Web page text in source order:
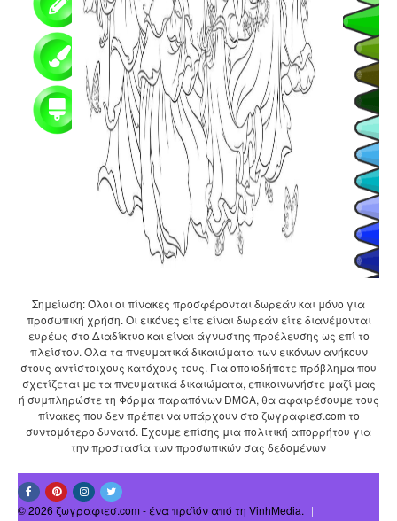
Σημείωση: Όλοι οι πίνακες προσφέρονται δωρεάν και μόνο για
προσωπική χρήση. Οι εικόνες είτε είναι δωρεάν είτε διανέμονται
ευρέως στο Διαδίκτυο και είναι άγνωστης προέλευσης ως επί το
πλείστον. Όλα τα πνευματικά δικαιώματα των εικόνων ανήκουν
στους αντίστοιχους κατόχους τους. Για οποιοδήποτε πρόβλημα που
σχετίζεται με τα πνευματικά δικαιώματα, επικοινωνήστε μαζί μας
ή συμπληρώστε τη Φόρμα παραπόνων DMCA, θα αφαιρέσουμε τους
πίνακες που δεν πρέπει να υπάρχουν στο ζωγραφιεσ.com το
συντομότερο δυνατό. Έχουμε επίσης μια πολιτική απορρήτου για
την προστασία των προσωπικών σας δεδομένων
© 2026 ζωγραφιεσ.com - ένα προϊόν από τη VinhMedia. |